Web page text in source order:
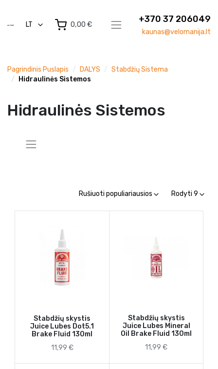
LT 0,00 €
+370 37 206049
kaunas@velomanija.lt
Pagrindinis Puslapis DALYS
Stabdžių Sistema
Hidraulinės Sistemos
Hidraulinės Sistemos
Rušiuoti populiariausios Rodyti 9
Stabdžių skystis
Juice Lubes Dot5.1
Brake Fluid 130ml
11,99 €
Stabdžių skystis
Juice Lubes Mineral
Oil Brake Fluid 130ml
11,99 €